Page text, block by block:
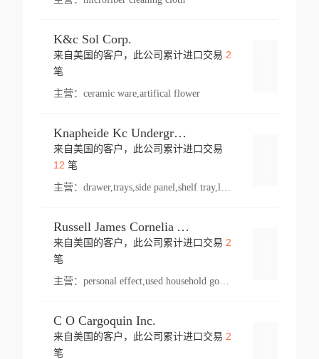
K&c Sol Corp.
来自美国的客户，此公司累计进口交易 2
笔
主营： ceramic ware,artifical flower
Knapheide Kc Underground
来自美国的客户，此公司累计进口交易
12 笔
主营：
Russell James Cornelia Arlington Va
来自美国的客户，此公司累计进口交易 2
笔
主营： personal effect,used household goods
C O Cargoquin Inc.
来自美国的客户，此公司累计进口交易 2
笔